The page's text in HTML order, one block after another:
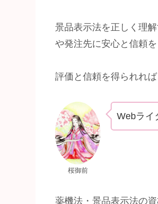
景品表示法を正しく理
や発注先に安心と信頼を
評価と信頼を得られれ
桜御前
Webライ
薬機法・景品表示法の